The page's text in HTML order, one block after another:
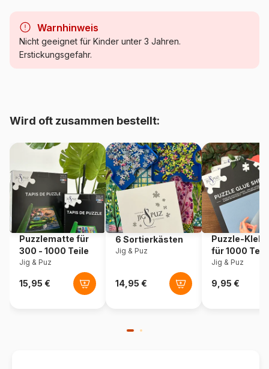
Kategorie
Puzzle Wald, Blumen und
Artikelnummer Cobble-Hill-48021
EAN 625012480215
Teileanzahl 275 Teile
Maße 46 x 61 cm
Warnhinweis
Nicht geeignet für Kinder unter 3 Jahren.
Erstickungsgefahr.
Wird oft zusammen bestellt:
Puzzlematte für
300 - 1000 Teile
Jig & Puz
6 Sortierkästen
Jig & Puz
Puzzle-
für 1000
Jig & Puz